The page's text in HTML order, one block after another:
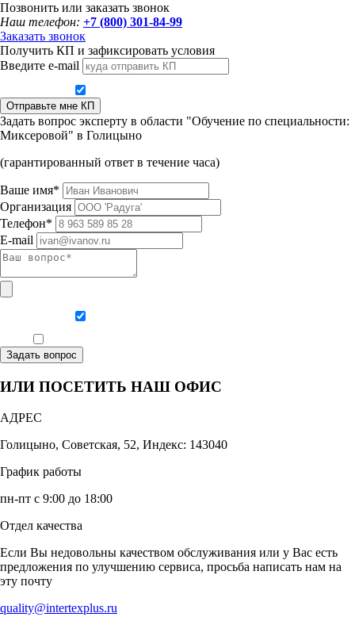
Позвонить или заказать звонок
Наш телефон: +7 (800) 301-84-99
Заказать звонок
Получить КП и зафиксировать условия
Введите e-mail
Отправьте мне КП
Задать вопрос эксперту в области "Обучение по специальности:
Миксеровой" в Голицыно
(гарантированный ответ в течение часа)
Ваше имя*
Организация
Телефон*
E-mail
Задать вопрос
ИЛИ ПОСЕТИТЬ НАШ ОФИС
АДРЕС
Голицыно, Советская, 52, Индекс: 143040
График работы
пн-пт с 9:00 до 18:00
Отдел качества
Если Вы недовольны качеством обслуживания или у Вас есть
предложения по улучшению сервиса, просьба написать нам на
эту почту
quality@intertexplus.ru